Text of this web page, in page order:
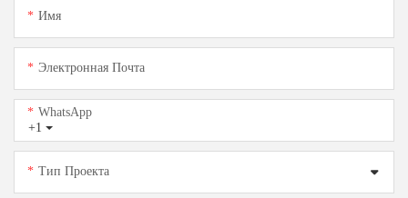
Имя
Электронная Почта
+1
WhatsApp
Тип Проекта